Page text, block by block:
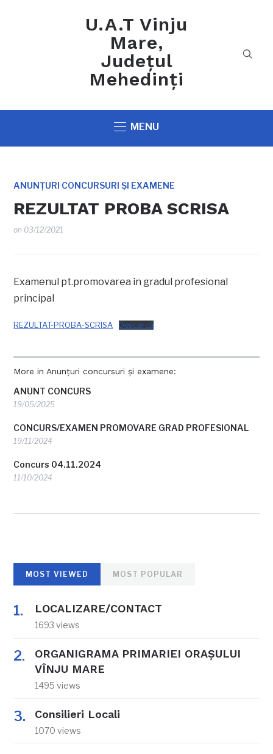
U.A.T Vinju
Mare,
Județul
Mehedinți
MENU
ANUNȚURI CONCURSURI ȘI EXAMENE
REZULTAT PROBA SCRISA
on 03/12/2021
More in Anunțuri concursuri și examene:
ANUNT CONCURS
19/05/2025
CONCURS/EXAMEN PROMOVARE GRAD PROFESIONAL
19/11/2024
Concurs 04.11.2024
11/10/2024
Examenul pt.promovarea in gradul profesional
principal
REZULTAT-PROBA-SCRISA Descarcă
MOST VIEWED MOST POPULAR
LOCALIZARE/CONTACT
1693 views
ORGANIGRAMA PRIMARIEI ORAŞULUI
VÎNJU MARE
1495 views
Consilieri Locali
1070 views